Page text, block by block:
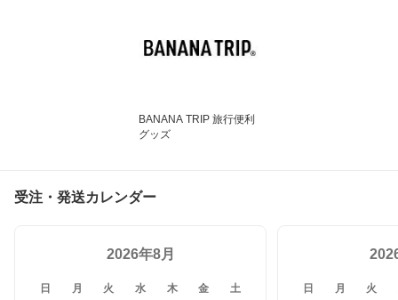
BANANA TRIP 旅行便利
グッズ
受注・発送カレンダー
2026年8月
日 月 火 水 木 金 土 日 月 火